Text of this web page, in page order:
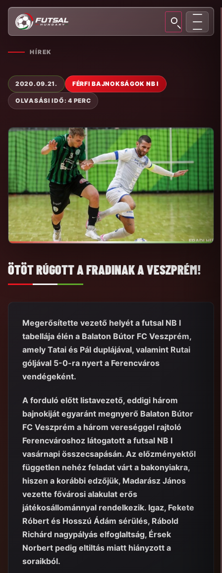
HÍREK
2020.09.21. FÉRFI BAJNOKSÁGOK NB I
OLVASÁSI IDŐ: 4 PERC
ÖTÖT RÚGOTT A FRADINAK A VESZPRÉM!
Megerősítette vezető helyét a futsal NB I
tabellája élén a Balaton Bútor FC Veszprém,
amely Tatai és Pál duplájával, valamint Rutai
góljával 5-0-ra nyert a Ferencváros
vendégeként.
A forduló előtt listavezető, eddigi három
bajnokiját egyaránt megnyerő Balaton Bútor
FC Veszprém a három vereséggel rajtoló
Ferencvároshoz látogatott a futsal NB I
vasárnapi összecsapásán. Az előzményektől
független nehéz feladat várt a bakonyiakra,
hiszen a korábbi edzőjük, Madarász János
vezette fővárosi alakulat erős
játékosállománnyal rendelkezik. Igaz, Fekete
Róbert és Hosszú Ádám sérülés, Rábold
Richárd nagypályás elfoglaltság, Érsek
Norbert pedig eltiltás miatt hiányzott a
soraikból.